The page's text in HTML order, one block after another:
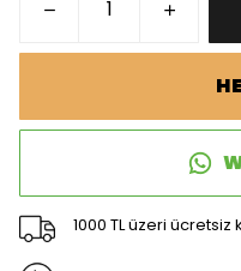
1000 TL üzeri ücretsiz